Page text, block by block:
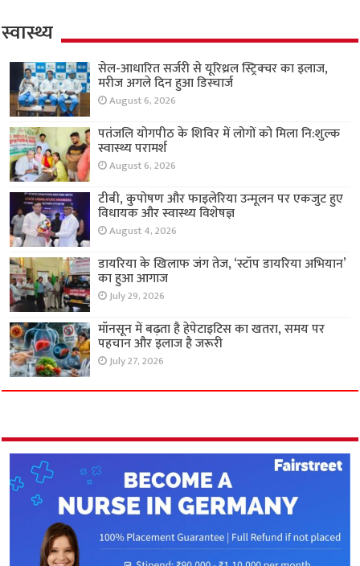
स्वास्थ्य
सेल-आधारित सर्जरी से यूरिथ्रल स्ट्रिक्चर का इलाज,
मरीज अगले दिन हुआ डिस्चार्ज
August 6, 2026
पतंजलि योगपीठ के शिविर में लोगों को मिला नि:शुल्क
स्वास्थ्य परामर्श
August 6, 2026
टीबी, कुपोषण और फाइलेरिया उन्मूलन पर एकजुट हुए
विधायक और स्वास्थ्य विशेषज्ञ
August 4, 2026
डायरिया के खिलाफ जंग तेज, ‘स्टॉप डायरिया अभियान’
का हुआ आगाज
July 29, 2026
मॉनसून में बढ़ता है हेपेटाइटिस का खतरा, समय पर
पहचान और इलाज है जरूरी
July 27, 2026